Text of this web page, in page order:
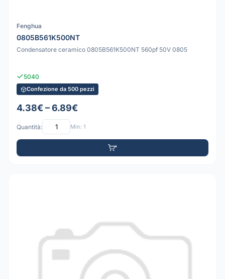
Fenghua
0805B561K500NT
Condensatore ceramico 0805B561K500NT 560pf 50V 0805
5040
Confezione da 500 pezzi
4.38€ – 6.89€
Quantità: Min: 1